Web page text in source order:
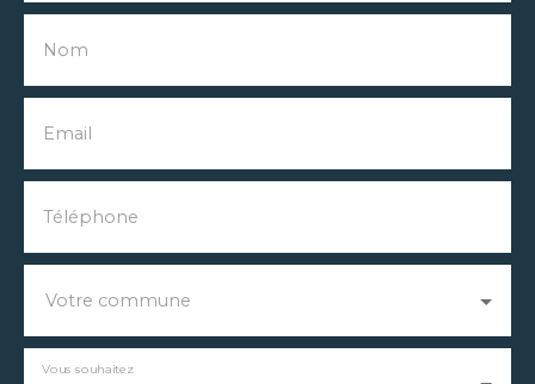
Nom
Email
Téléphone
Votre commune
Vous souhaitez